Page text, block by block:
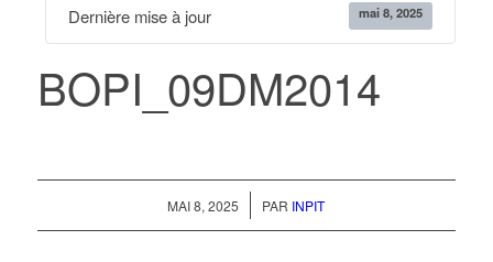
Dernière mise à jour mai 8, 2025
BOPI_09DM2014
MAI 8, 2025
/ PAR INPIT